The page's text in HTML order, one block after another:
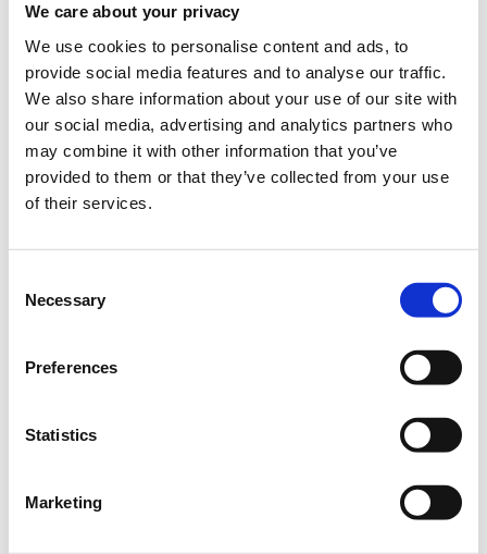
We care about your privacy
We use cookies to personalise content and ads, to
provide social media features and to analyse our traffic.
We also share information about your use of our site with
our social media, advertising and analytics partners who
may combine it with other information that you’ve
provided to them or that they’ve collected from your use
of their services.
Selection
Necessary
Preferences
Statistics
Marketing
Empowered: Ανακαλύψτε τον εαυτό σας στην
εποχή της δημιουργικότητας και της
καινοτομίας
Πότε;
Τετάρτη, 6 Δεκεμβρίου 2023 4:00 μμ
Προσθήκη στο ημερολόγιό σας
Online,
της Coca-Cola Τρία Έψιλον σε